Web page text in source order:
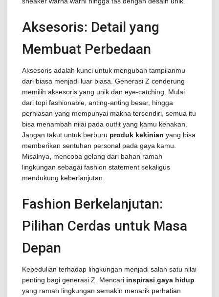
Aksesoris: Detail yang
Membuat Perbedaan
Aksesoris adalah kunci untuk mengubah tampilanmu
dari biasa menjadi luar biasa. Generasi Z cenderung
memilih aksesoris yang unik dan eye-catching. Mulai
dari topi fashionable, anting-anting besar, hingga
perhiasan yang mempunyai makna tersendiri, semua itu
bisa menambah nilai pada outfit yang kamu kenakan.
Jangan takut untuk berburu produk kekinian yang bisa
memberikan sentuhan personal pada gaya kamu.
Misalnya, mencoba gelang dari bahan ramah
lingkungan sebagai fashion statement sekaligus
mendukung keberlanjutan.
Fashion Berkelanjutan:
Pilihan Cerdas untuk Masa
Depan
Kepedulian terhadap lingkungan menjadi salah satu nilai
penting bagi generasi Z. Mencari inspirasi gaya hidup
yang ramah lingkungan semakin menarik perhatian